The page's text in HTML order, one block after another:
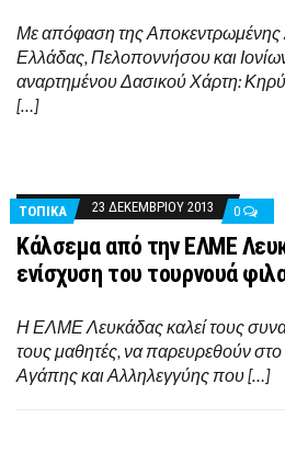
Με απόφαση της Αποκεντρωμένης
Ελλάδας, Πελοποννήσου και
αναρτημένου Δασικού Χάρτη:
[…]
ΤΟΠΙΚΑ 23 ΔΕΚΕΜΒΡΊΟΥ 2013 0
Κάλσεμα από την ΕΛΜΕ
ενίσχυση του τουρνουά
Η ΕΛΜΕ Λευκάδας καλεί τους
τους μαθητές, να παρευρεθούν
Αγάπης και Αλληλεγγύης που […]